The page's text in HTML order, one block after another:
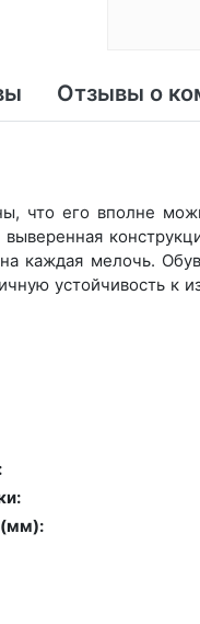
Отзывы о
что его вполне
каждая мелочь.
устойчивость к
(мм):